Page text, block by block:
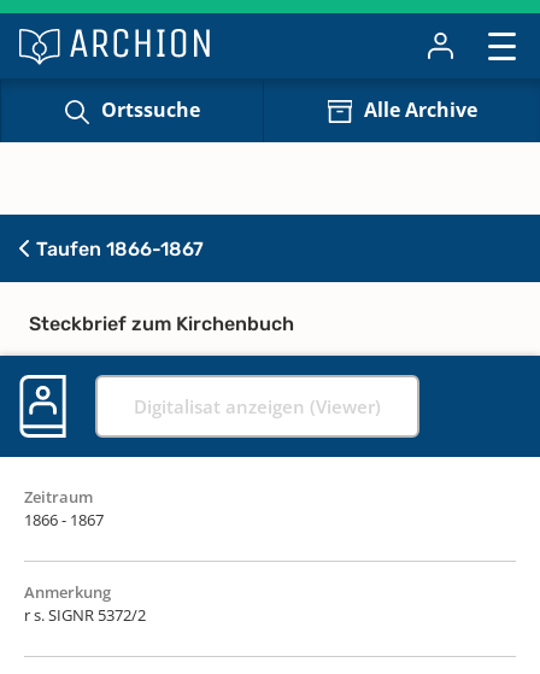
Ortssuche Alle Archive
Taufen 1866-1867
Steckbrief zum Kirchenbuch
Digitalisat anzeigen (Viewer)
Zeitraum
1866 - 1867
Anmerkung
r s. SIGNR 5372/2